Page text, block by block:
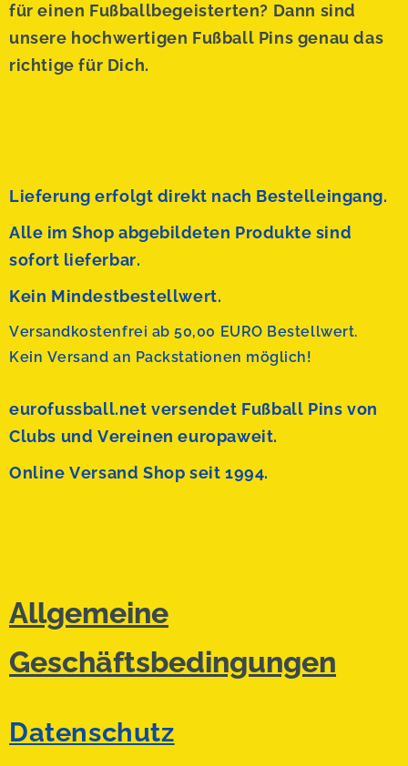
für einen Fußballbegeisterten? Dann sind
unsere hochwertigen Fußball Pins genau das
richtige für Dich.
Lieferung erfolgt direkt nach Bestelleingang.
Alle im Shop abgebildeten Produkte sind
sofort lieferbar.
Kein Mindestbestellwert.
Versandkostenfrei ab 50,00 EURO Bestellwert.
Kein Versand an Packstationen möglich!
eurofussball.net versendet Fußball Pins von
Clubs und Vereinen europaweit.
Online Versand Shop seit 1994.
Allgemeine
Geschäftsbedingungen
Datenschutz